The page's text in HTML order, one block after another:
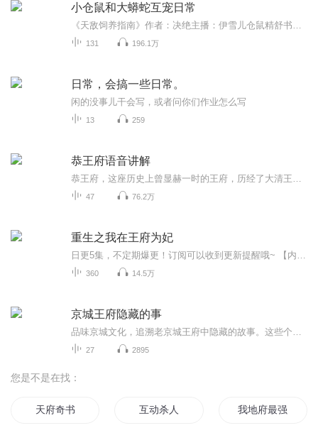
小仓鼠和大蟒蛇互宠日常
131 196.1万
日常，会搞一些日常。
闲的没事儿干会写，或者问你们作业怎么写
13 259
恭王府语音讲解
47 76.2万
重生之我在王府为妃
360 14.5万
京城王府隐藏的事
27 2895
您是不是在找：
天府奇书 互动杀人 我地府最强男人